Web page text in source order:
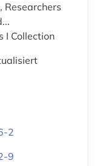
Researchers
I Collection
2
9